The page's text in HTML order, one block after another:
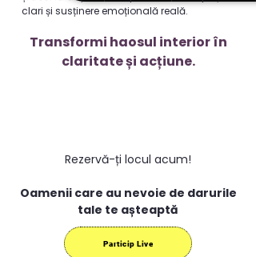
clari și susținere emoțională reală.
Transformi haosul interior în
claritate și acțiune.
Rezervă-ți locul acum!
Oamenii care au nevoie de darurile
tale te așteaptă
Particip Live